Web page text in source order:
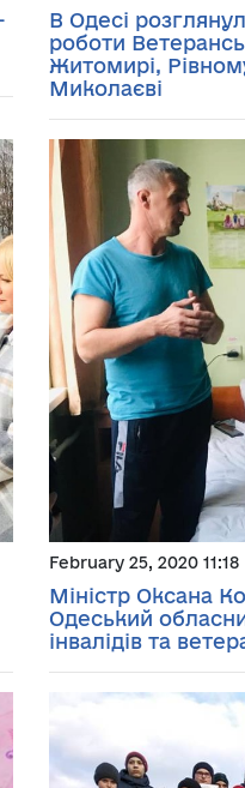
В Одесі
роботи
Житомирі,
Миколаєві
February 25, 2020 11:18
Міністр Оксана
Одеський
інвалідів та